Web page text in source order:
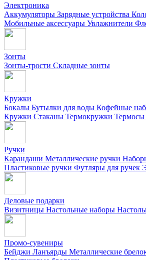
Электроника
Аккумуляторы Зарядные устройства
Мобильные аксессуары Увлажнители
Зонты
Зонты-трости Складные зонты
Кружки
Бокалы Бутылки для воды Кофейные
Кружки Стаканы Термокружки Термосы
Ручки
Карандаши Металлические ручки
Пластиковые ручки Футляры для ручек
Деловые подарки
Визитницы Настольные наборы
Промо-сувениры
Бейджи Ланъярды Металлические